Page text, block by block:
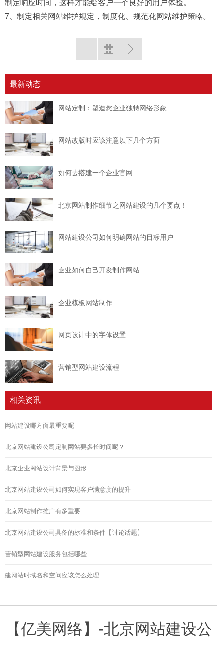
制定响应时间，这样才能给客户一个良好的用户体验。
7、制定相关网站维护规定，制度化、规范化网站维护策略。
最新动态
网站定制：塑造您企业独特网络形象
网站改版时应该注意以下几个方面
如何去搭建一个企业官网
北京网站制作细节之网站建设的几个要点！
网站建设公司如何明确网站的目标用户
企业如何自己开发制作网站
企业模板网站制作
网页设计中的字体设置
营销型网站建设流程
相关资讯
网站建设哪方面最重要呢
北京网站建设公司定制网站要多长时间呢？
北京企业网站设计背景与图形
北京网站建设公司如何实现客户满意度的提升
北京网站制作推广有多重要
北京网站建设公司具备的标准和条件【讨论话题】
营销型网站建设服务包括哪些
建网站时域名和空间应该怎么处理
【亿美网络】-北京网站建设公